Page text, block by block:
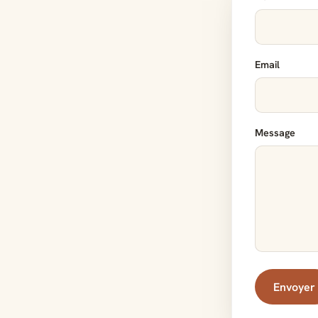
Email
Message
Envoyer